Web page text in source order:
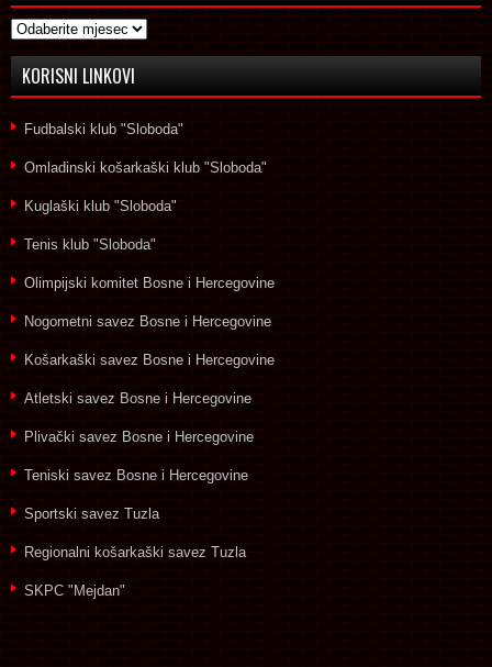
Arhive
KORISNI LINKOVI
Fudbalski klub "Sloboda"
Omladinski košarkaški klub "Sloboda"
Kuglaški klub "Sloboda"
Tenis klub "Sloboda"
Olimpijski komitet Bosne i Hercegovine
Nogometni savez Bosne i Hercegovine
Košarkaški savez Bosne i Hercegovine
Atletski savez Bosne i Hercegovine
Plivački savez Bosne i Hercegovine
Teniski savez Bosne i Hercegovine
Sportski savez Tuzla
Regionalni košarkaški savez Tuzla
SKPC "Mejdan"